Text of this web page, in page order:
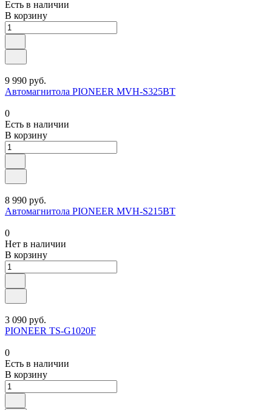
Есть в наличии
В корзину
9 990 руб.
Автомагнитола PIONEER MVH-S325BT
0
Есть в наличии
В корзину
8 990 руб.
Автомагнитола PIONEER MVH-S215BT
0
Нет в наличии
В корзину
3 090 руб.
PIONEER TS-G1020F
0
Есть в наличии
В корзину